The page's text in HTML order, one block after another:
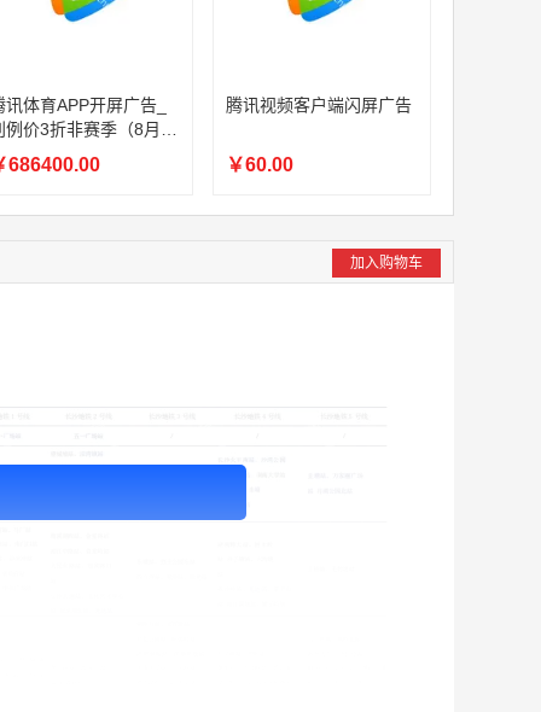
讯体育APP开屏广告_
例价3折非赛季（8月9
-9月30日）
686400.00
腾讯视频客户端闪屏广告
￥60.00
加入购物车